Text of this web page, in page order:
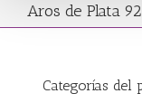
Aros de Plata
Categorías del